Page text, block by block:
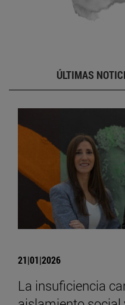
ÚLTIMAS
21|01|2026
La insuficiencia